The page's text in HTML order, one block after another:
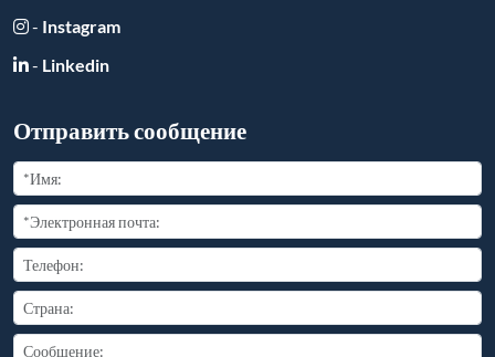
- Instagram
- Linkedin
Отправить сообщение